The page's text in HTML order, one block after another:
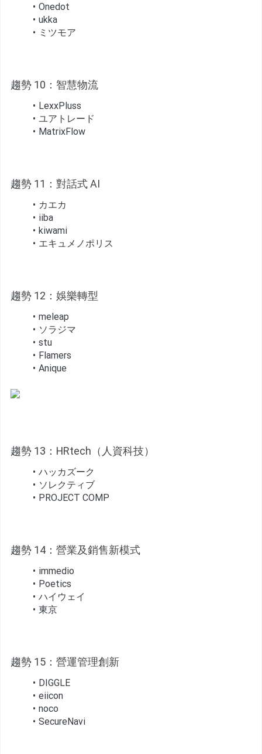
Onedot
ukka
ミツモア
趨勢 10：智慧物流
LexxPluss
ユアトレード
MatrixFlow
趨勢 11：對話式 AI
カエカ
iiba
kiwami
エキュメノポリス
趨勢 12：娛樂轉型
meleap
ソラジマ
stu
Flamers
Anique
趨勢 13：HRtech（人資科技）
ハッカズーク
ソレクティブ
PROJECT COMP
趨勢 14：營業及銷售新模式
immedio
Poetics
ハイウェイ
東京
趨勢 15：營運管理創新
DIGGLE
eiicon
noco
SecureNavi